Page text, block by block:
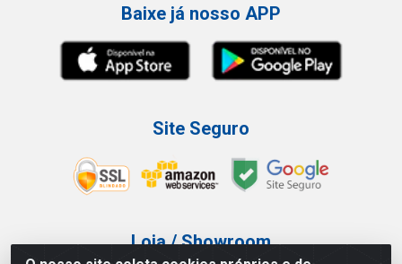
Baixe já nosso APP
Site Seguro
Loja / Showroom